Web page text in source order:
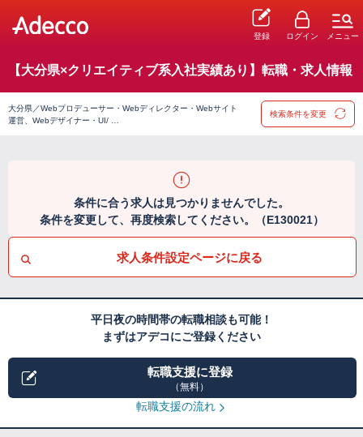
登録 ログイン メニュー
【大分県×クリエイティブ系入社実績あり】転職・求人情報
大分県／Webプロデューサー・Webディレクター・Webサイト
運営、Webデザイナー・UI/ …
検索条件を変更
条件に合う求人は見つかりませんでした。
条件を変更して、再度検索してください。（E130021）
求人条件設定ページに戻る
平日夜の時間帯の転職相談も可能！
まずはアデコにご登録ください
転職支援に登録
（無料）
転職支援の流れ